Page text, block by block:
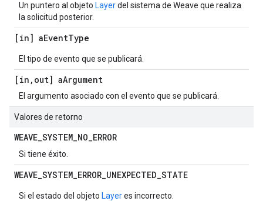
Un puntero al objeto Layerdel sistema de Weave que realiza
la solicitud posterior.
[in] aEventType
El tipo de evento que se publicará.
[in , out] aArgument
El argumento asociado con el evento que se publicará.
Valores de retorno
WEAVE_SYSTEM_NO_ERROR
Si tiene éxito.
WEAVE_SYSTEM_ERROR_UNEXPECTED_STATE
Si el estado del objeto Layeres incorrecto.